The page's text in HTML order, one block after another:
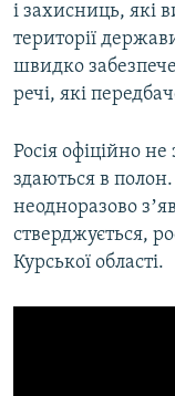
і захисниць, які
території
швидко
речі, які
Росія офіційно не
здаються в
неодноразово
стверджується,
Курської області.